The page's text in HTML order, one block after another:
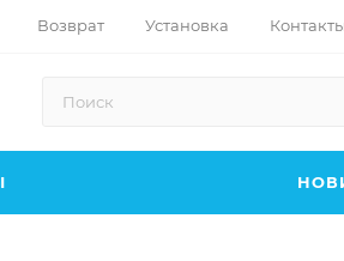
Возврат Установка Контакты